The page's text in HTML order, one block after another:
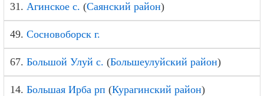
31. Агинское с. (Саянский район)
49. Сосновоборск г.
67. Большой Улуй с. (Большеулуйский район)
14. Большая Ирба рп (Курагинский район)